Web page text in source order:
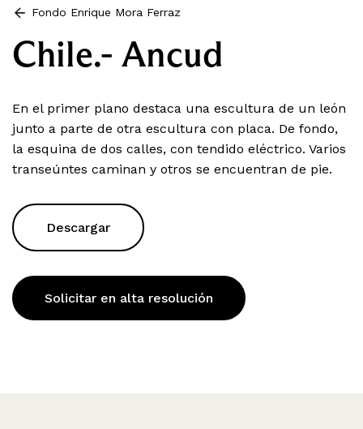
Fondo Enrique Mora Ferraz
Chile.- Ancud
En el primer plano destaca una escultura de un león
junto a parte de otra escultura con placa. De fondo,
la esquina de dos calles, con tendido eléctrico. Varios
transeúntes caminan y otros se encuentran de pie.
Descargar
Solicitar en alta resolución